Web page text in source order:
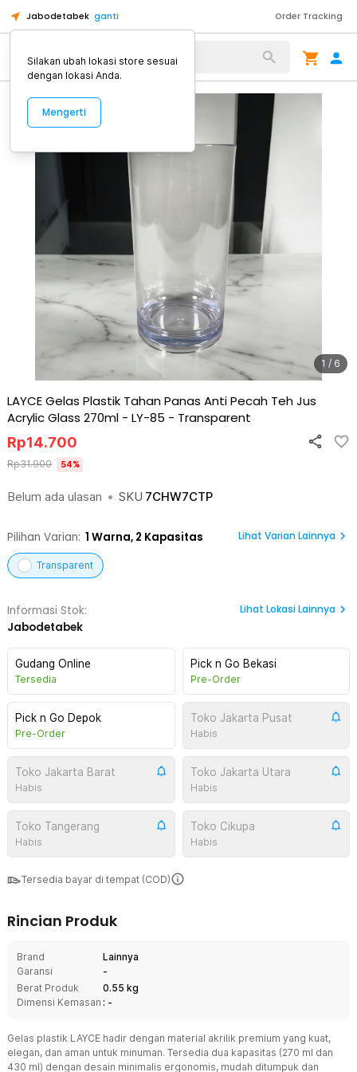
Jabodetabek ganti Order Tracking
Alat Kopi
1 / 6
LAYCE Gelas Plastik Tahan Panas Anti Pecah Teh Jus
Acrylic Glass 270ml - LY-85 - Transparent
Belum ada ulasan • SKU 7CHW7CTP
Rp14.700
Rp31.900 54%
Pilihan Varian: 1 Warna, 2 Kapasitas Lihat Varian Lainnya
Transparent
Informasi Stok:
Jabodetabek
Lihat Lokasi Lainnya
Gudang Online
Tersedia
Pick n Go Bekasi
Pre-Order
Pick n Go Depok
Pre-Order
Toko Jakarta Pusat
Habis
Toko Jakarta Barat
Habis
Toko Jakarta Utara
Habis
Toko Tangerang
Habis
Toko Cikupa
Habis
Tersedia bayar di tempat (COD)
Rincian Produk
Brand
Lainnya
Garansi
-
Berat Produk
0.55 kg
Dimensi Kemasan : -
Gelas plastik LAYCE hadir dengan material akrilik premium yang kuat,
elegan, dan aman untuk minuman. Tersedia dua kapasitas (270 ml dan
430 ml) dengan desain minimalis ergonomis, mudah ditumpuk dan
Silakan ubah lokasi store sesuai
dengan lokasi Anda.
Mengerti